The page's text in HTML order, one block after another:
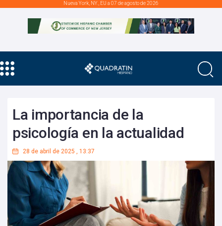
Nueva York, NY., EU a 07 de agosto de 2026
La importancia de la
psicología en la actualidad
28 de abril de 2025 , 13:37